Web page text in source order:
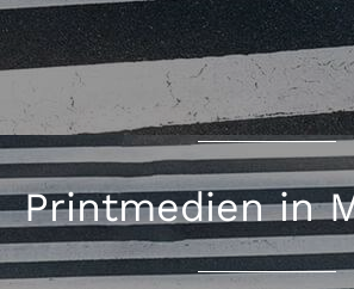
Printmedien in